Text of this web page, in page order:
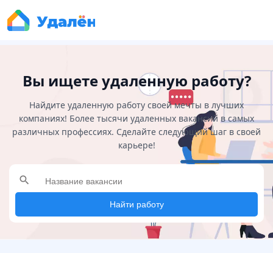
Вы ищете удаленную работу?
Найдите удаленную работу своей мечты в лучших
компаниях! Более тысячи удаленных вакансий в самых
различных профессиях. Сделайте следующий шаг в своей
карьере!
search
Найти работу